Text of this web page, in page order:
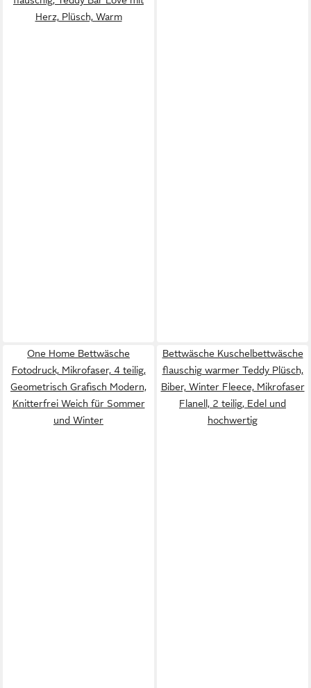
Herz, Plüsch, Warm
One Home Bettwäsche
Fotodruck, Mikrofaser, 4 teilig,
Geometrisch Grafisch Modern,
Knitterfrei Weich für Sommer
und Winter
Bettwäsche Kuschelbettwäsche
flauschig warmer Teddy Plüsch,
Biber, Winter Fleece, Mikrofaser
Flanell, 2 teilig, Edel und
hochwertig